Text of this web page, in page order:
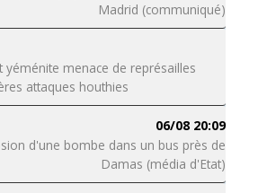
Madrid (communiqué)
yéménite menace de représailles
attaques houthies
06/08 20:09
d'une bombe dans un bus près de
Damas (média d'Etat)